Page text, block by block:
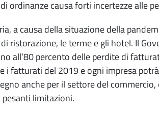
ordinanze causa forti incertezze alle
a causa della situazione della
ristorazione, le terme e gli hotel. Il
all’80 percento delle perdite di
i fatturati del 2019 e ogni impresa
anche per il settore del
limitazioni.